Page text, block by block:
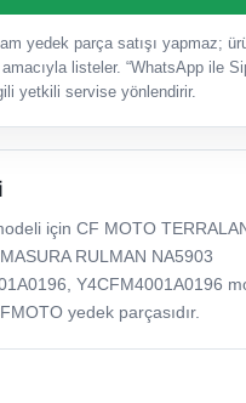
yedek parça satışı yapmaz;
listeler. “WhatsApp ile
yetkili servise yönlendirir.
için CF MOTO
RULMAN NA5903
Y4CFM4001A0196
yedek parçasıdır.